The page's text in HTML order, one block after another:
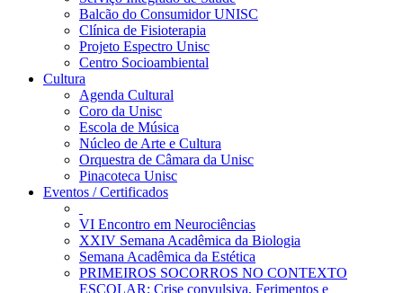
Balcão do Consumidor UNISC
Clínica de Fisioterapia
Projeto Espectro Unisc
Centro Socioambiental
Cultura
Agenda Cultural
Coro da Unisc
Escola de Música
Núcleo de Arte e Cultura
Orquestra de Câmara da Unisc
Pinacoteca Unisc
Eventos / Certificados
VI Encontro em Neurociências
XXIV Semana Acadêmica da Biologia
Semana Acadêmica da Estética
PRIMEIROS SOCORROS NO CONTEXTO
ESCOLAR: Crise convulsiva, Ferimentos e